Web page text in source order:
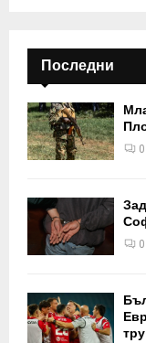
Последни
0
0